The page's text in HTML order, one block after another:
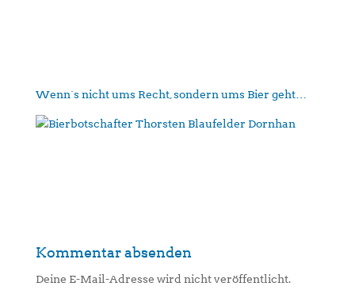
Wenn´s nicht ums Recht, sondern ums Bier geht…
Kommentar absenden
Deine E-Mail-Adresse wird nicht veröffentlicht.